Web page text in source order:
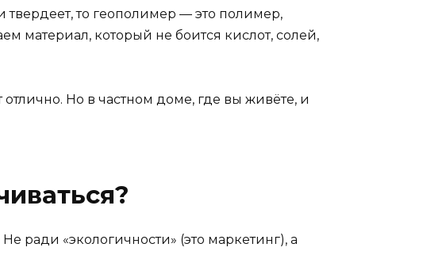
то геополимер — это полимер,
материал, который не боится кислот, солей,
Но в частном доме, где вы живёте, и
ради «экологичности» (это маркетинг), а